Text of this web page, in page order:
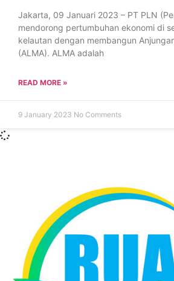
Jakarta, 09 Januari 2023 – PT PLN
mendorong pertumbuhan ekonomi di
kelautan dengan membangun
(ALMA). ALMA adalah
READ MORE »
9 January 2023 No Comments